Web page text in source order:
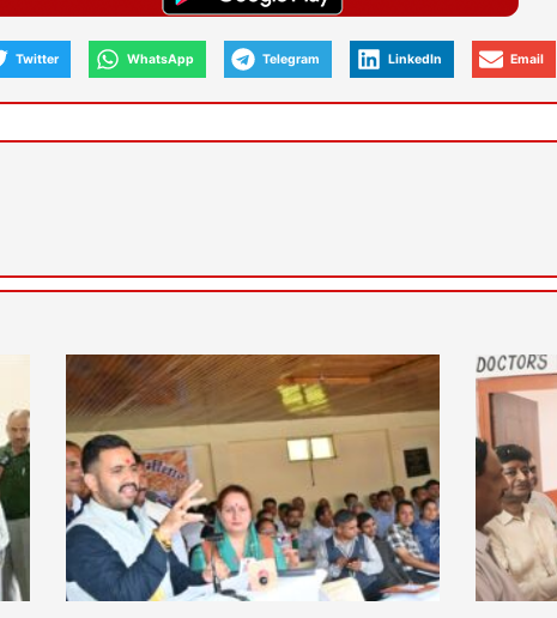
Twitter WhatsApp Telegram LinkedIn Email